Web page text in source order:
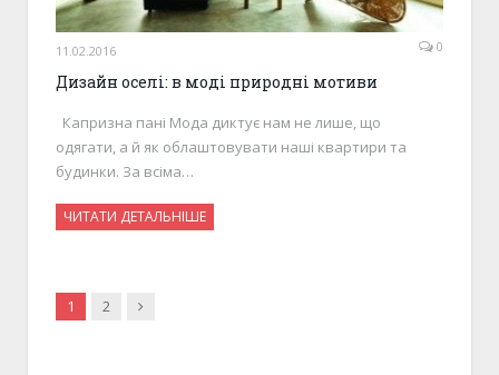
11.02.2016 0
Дизайн оселі: в моді природні мотиви
Капризна пані Мода диктує нам не лише, що
одягати, а й як облаштовувати наші квартири та
будинки. За всіма…
ЧИТАТИ ДЕТАЛЬНІШЕ
1 2 Next